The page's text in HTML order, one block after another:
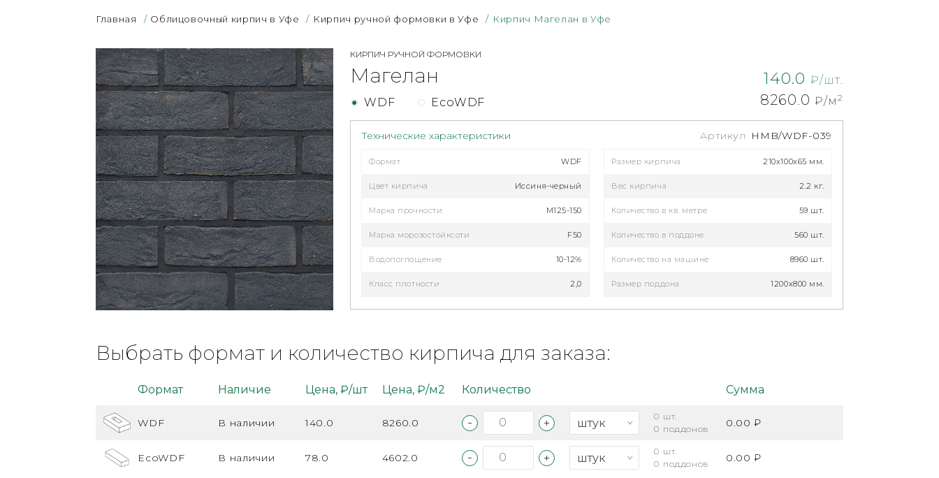
Главная / Облицовочный кирпич в Уфе / Кирпич ручной формовки в Уфе / Кирпич Магелан в Уфе
КИРПИЧ РУЧНОЙ ФОРМОВКИ
Магелан 140.0 ₽/шт.
8260.0 ₽/м 2
WDF EcoWDF
Технические характеристики Артикул HMB/WDF-039
Формат WDF
Цвет кирпича Иссиня-черный
Марка прочности М125-150
Марка морозостойксоти F50
Водопоглощение 10-12%
Класс плотности 2,0
Размер кирпича 210x100x65 мм.
Вес кирпича 2.2 кг.
Количество в кв. метре 59 шт.
Количество в поддоне 560 шт.
Количество на машине 8960 шт.
Размер поддона 1200х800 мм.
Выбрать формат и количество кирпича для заказа:
Формат Наличие Цена, ₽/шт Цена, ₽/м2 Количество Сумма
WDF В наличии 140.0 8260.0 0 шт.
0 поддонов 0.00 ₽
EcoWDF В наличии 78.0 4602.0 0 шт.
0 поддонов 0.00 ₽